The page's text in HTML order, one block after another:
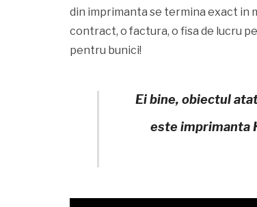
din imprimanta se termina exact in
contract, o factura, o fisa de lucru
pentru bunici!
Ei bine, obiectul
este imprimanta